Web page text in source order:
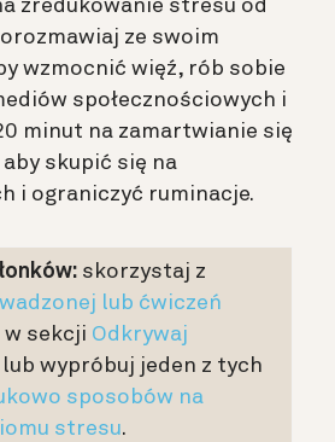
zredukowanie stresu od
ze swoim
wzmocnić więź, rób sobie
społecznościowych i
minut na zamartwianie się
skupić się na
i ograniczyć ruminacje.
skorzystaj z
lub ćwiczeń
w sekcji Odkrywaj
wypróbuj jeden z tych
sposobów na
stresu.